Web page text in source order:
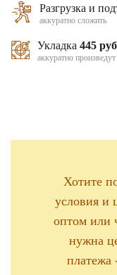
Разгрузка и
аккуратно сложить
Укладка 445
аккуратно
Хотите
условия и
оптом или
нужна